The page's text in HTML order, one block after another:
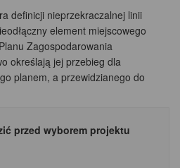
definicji nieprzekraczalnej linii
element miejscowego
Zagospodarowania
określają jej przebieg dla
planem, a przewidzianego do
przed wyborem projektu